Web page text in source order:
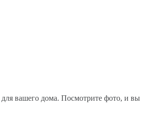
вашего дома. Посмотрите фото, и